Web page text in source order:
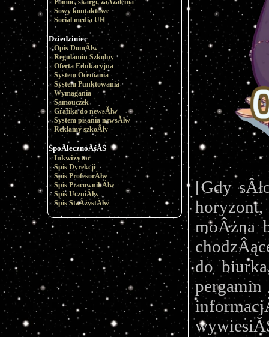
Pomoc, skargi, zaÂżalenia
Sowy kontaktowe
Social media UH
Dziedziniec
Opis DomĂłw
Regulamin Szkolny
Oferta Edukacyjna
System Oceniania
System Punktowania
Wymagania
Samouczek
Grafika do newsĂłw
System pisania newsĂłw
Reklamy szkoÂły
SpoÂłecznoÂśĂŚ
Inkwizytor
Spis Dyrekcji
Spis ProfesorĂłw
Spis PracownikĂłw
Spis UczniĂłw
Spis StaÂżystĂłw
[Gdy
moÂżna
do